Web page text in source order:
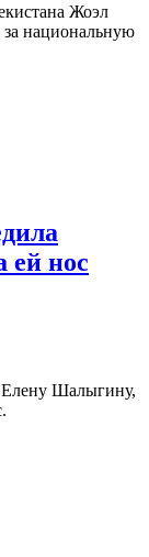
Жоэл
национальную
ей нос
Елену Шалыгину,